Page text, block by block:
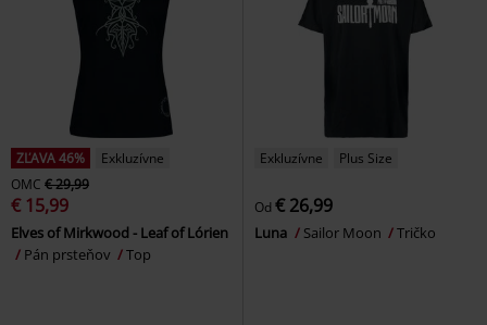
ZĽAVA 46%
Exkluzívne
OMC € 29,99
€ 15,99
Elves of Mirkwood - Leaf of Lórien
Pán prsteňov
Top
Exkluzívne Plus Size
Od € 26,99
Luna Sailor Moon Tričko